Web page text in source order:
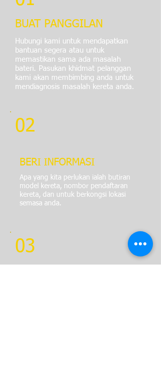
BUAT PANGGILAN
Hubungi kami untuk mendapatkan
bantuan segera atau untuk
memastikan sama ada masalah
bateri. Pasukan khidmat pelanggan
kami akan membimbing anda untuk
mendiagnosis masalah kereta anda.
02
BERI INFORMASI
Apa yang kita perlukan ialah butiran
model kereta, nombor pendaftaran
kereta, dan untuk berkongsi lokasi
semasa anda.
03